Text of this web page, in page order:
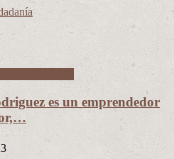
es un emprendedor